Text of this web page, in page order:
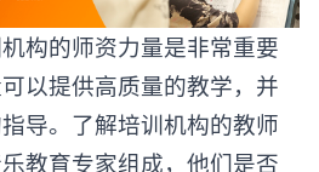
的师资力量是非常重要
以提供高质量的教学，并
导。了解培训机构的教师
教育专家组成，他们是否